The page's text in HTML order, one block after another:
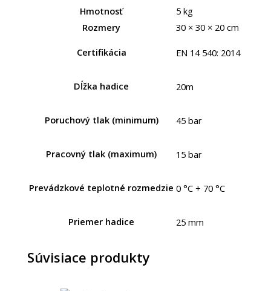
Hmotnosť
5 kg
Rozmery
30 × 30 × 20 cm
Certifikácia EN 14 540: 2014
Dĺžka hadice 20m
Poruchový tlak (minimum) 45 bar
Pracovný tlak (maximum) 15 bar
Prevádzkové teplotné rozmedzie 0 °C + 70 °C
Priemer hadice 25 mm
Súvisiace produkty